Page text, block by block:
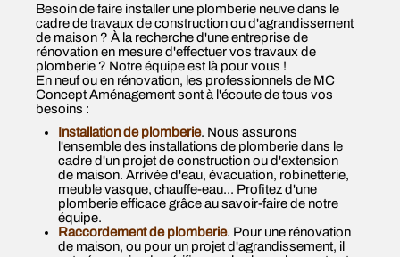
Besoin de faire installer une plomberie neuve dans le
cadre de travaux de construction ou d'agrandissement
de maison ? À la recherche d'une entreprise de
rénovation en mesure d'effectuer vos travaux de
plomberie ? Notre équipe est là pour vous !
En neuf ou en rénovation, les professionnels de MC
Concept Aménagement sont à l'écoute de tous vos
besoins :
Installation de plomberie. Nous assurons
l'ensemble des installations de plomberie dans le
cadre d'un projet de construction ou d'extension
de maison. Arrivée d'eau, évacuation, robinetterie,
meuble vasque, chauffe-eau... Profitez d'une
plomberie efficace grâce au savoir-faire de notre
équipe.
Raccordement de plomberie. Pour une rénovation
de maison, ou pour un projet d'agrandissement, il